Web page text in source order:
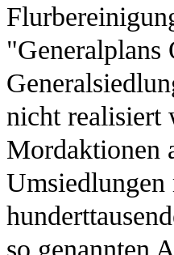
"Generalplans
nicht realisiert
Mordaktionen
so genannten